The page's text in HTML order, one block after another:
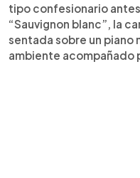
tipo confesionario antes
“Sauvignon blanc”, la
sentada sobre un piano
ambiente acompañado